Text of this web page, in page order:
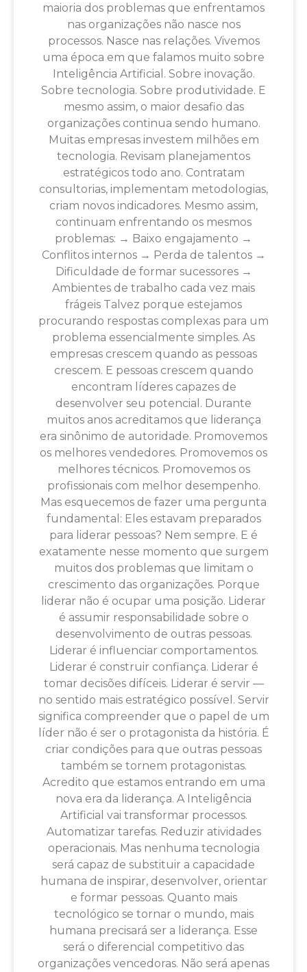
maioria dos problemas que enfrentamos
nas organizações não nasce nos
processos. Nasce nas relações. Vivemos
uma época em que falamos muito sobre
Inteligência Artificial. Sobre inovação.
Sobre tecnologia. Sobre produtividade. E
mesmo assim, o maior desafio das
organizações continua sendo humano.
Muitas empresas investem milhões em
tecnologia. Revisam planejamentos
estratégicos todo ano. Contratam
consultorias, implementam metodologias,
criam novos indicadores. Mesmo assim,
continuam enfrentando os mesmos
problemas: → Baixo engajamento →
Conflitos internos → Perda de talentos →
Dificuldade de formar sucessores →
Ambientes de trabalho cada vez mais
frágeis Talvez porque estejamos
procurando respostas complexas para um
problema essencialmente simples. As
empresas crescem quando as pessoas
crescem. E pessoas crescem quando
encontram líderes capazes de
desenvolver seu potencial. Durante
muitos anos acreditamos que liderança
era sinônimo de autoridade. Promovemos
os melhores vendedores. Promovemos os
melhores técnicos. Promovemos os
profissionais com melhor desempenho.
Mas esquecemos de fazer uma pergunta
fundamental: Eles estavam preparados
para liderar pessoas? Nem sempre. E é
exatamente nesse momento que surgem
muitos dos problemas que limitam o
crescimento das organizações. Porque
liderar não é ocupar uma posição. Liderar
é assumir responsabilidade sobre o
desenvolvimento de outras pessoas.
Liderar é influenciar comportamentos.
Liderar é construir confiança. Liderar é
tomar decisões difíceis. Liderar é servir —
no sentido mais estratégico possível. Servir
significa compreender que o papel de um
líder não é ser o protagonista da história. É
criar condições para que outras pessoas
também se tornem protagonistas.
Acredito que estamos entrando em uma
nova era da liderança. A Inteligência
Artificial vai transformar processos.
Automatizar tarefas. Reduzir atividades
operacionais. Mas nenhuma tecnologia
será capaz de substituir a capacidade
humana de inspirar, desenvolver, orientar
e formar pessoas. Quanto mais
tecnológico se tornar o mundo, mais
humana precisará ser a liderança. Esse
será o diferencial competitivo das
organizações vencedoras. Não será apenas